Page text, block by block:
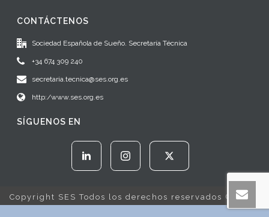
CONTÁCTENOS
Sociedad Española de Sueño. Secretaría Técnica
+34 674 309 240
secretaria.tecnica@ses.org.es
http:/www.ses.org.es
SÍGUENOS EN
Copyright SES Todos los derechos reservados © 2022